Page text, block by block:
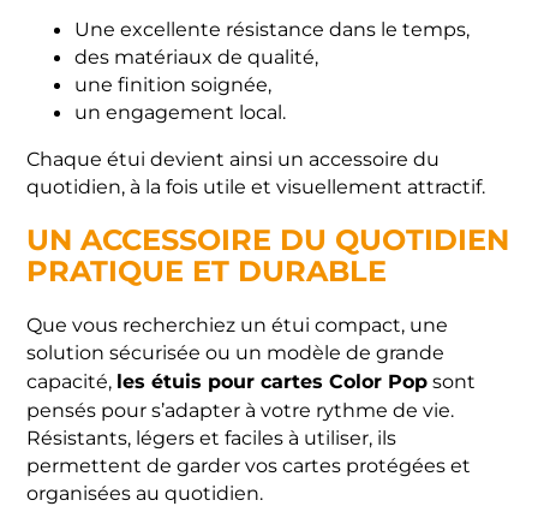
Une excellente résistance dans le temps,
des matériaux de qualité,
une finition soignée,
un engagement local.
Chaque étui devient ainsi un accessoire du
quotidien, à la fois utile et visuellement attractif.
UN ACCESSOIRE DU QUOTIDIEN
PRATIQUE ET DURABLE
Que vous recherchiez un étui compact, une
solution sécurisée ou un modèle de grande
capacité, les étuis pour cartes Color Popsont
pensés pour s’adapter à votre rythme de vie.
Résistants, légers et faciles à utiliser, ils
permettent de garder vos cartes protégées et
organisées au quotidien.